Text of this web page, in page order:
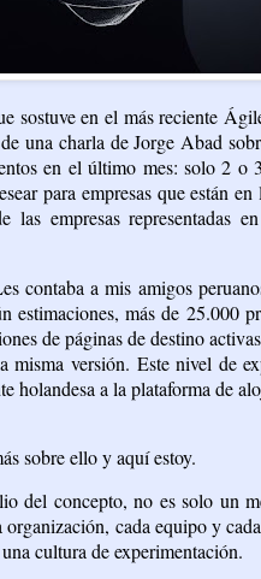
sostuve en el más reciente
una charla de Jorge Abad
en el último mes: solo 2
para empresas que están
empresas representadas
contaba a mis amigos
estimaciones, más de 25.000
de páginas de destino
versión. Este nivel de
holandesa a la plataforma de
sobre ello y aquí estoy.
del concepto, no es solo un
cada equipo y
cultura de experimentación.